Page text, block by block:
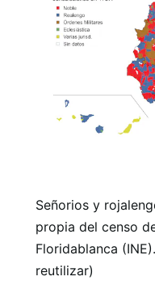
Señorios y
propia del censo
Floridablanca
reutilizar)